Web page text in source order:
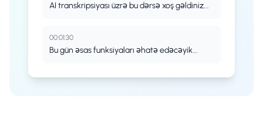
AI transkripsiyası üzrə bu dərsə xoş gəldiniz...
00:01:30
Bu gün əsas funksiyaları əhatə edəcəyik...